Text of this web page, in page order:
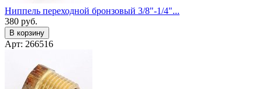
Ниппель переходной бронзовый 3/8"-1/4"...
380 руб.
В корзину
Арт: 266516